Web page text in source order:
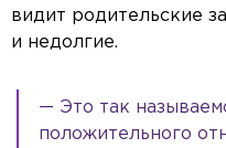
видит родительские
и недолгие.
— Это так
положительного